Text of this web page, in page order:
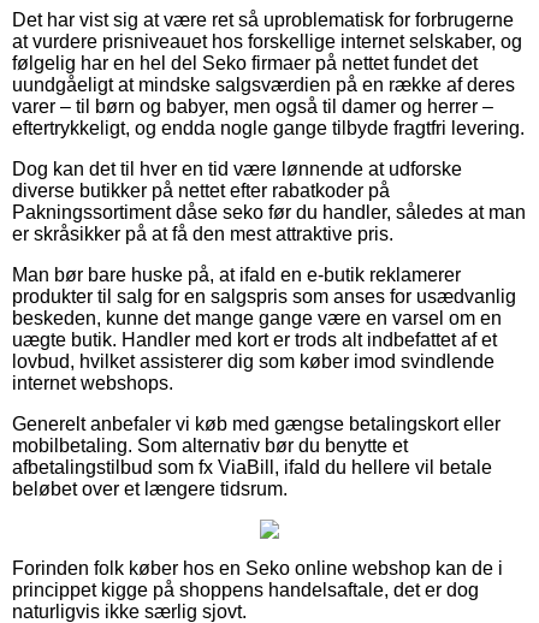
Det har vist sig at være ret så uproblematisk for forbrugerne
at vurdere prisniveauet hos forskellige internet selskaber, og
følgelig har en hel del Seko firmaer på nettet fundet det
uundgåeligt at mindske salgsværdien på en række af deres
varer – til børn og babyer, men også til damer og herrer –
eftertrykkeligt, og endda nogle gange tilbyde fragtfri levering.
Dog kan det til hver en tid være lønnende at udforske
diverse butikker på nettet efter rabatkoder på
Pakningssortiment dåse seko før du handler, således at man
er skråsikker på at få den mest attraktive pris.
Man bør bare huske på, at ifald en e-butik reklamerer
produkter til salg for en salgspris som anses for usædvanlig
beskeden, kunne det mange gange være en varsel om en
uægte butik. Handler med kort er trods alt indbefattet af et
lovbud, hvilket assisterer dig som køber imod svindlende
internet webshops.
Generelt anbefaler vi køb med gængse betalingskort eller
mobilbetaling. Som alternativ bør du benytte et
afbetalingstilbud som fx ViaBill, ifald du hellere vil betale
beløbet over et længere tidsrum.
Forinden folk køber hos en Seko online webshop kan de i
princippet kigge på shoppens handelsaftale, det er dog
naturligvis ikke særlig sjovt.